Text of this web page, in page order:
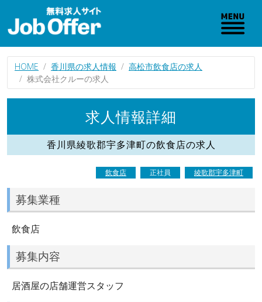
HOME 香川県の求人情報
高松市飲食店の求人
株式会社クルーの求人
求人情報詳細
香川県綾歌郡宇多津町の飲食店の求人
飲食店 正社員 綾歌郡宇多津町
募集業種
飲食店
募集内容
居酒屋の店舗運営スタッフ